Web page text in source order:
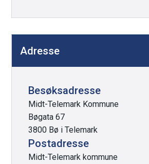
Adresse
Besøksadresse
Midt-Telemark Kommune
Bøgata 67
3800 Bø i Telemark
Postadresse
Midt-Telemark kommune